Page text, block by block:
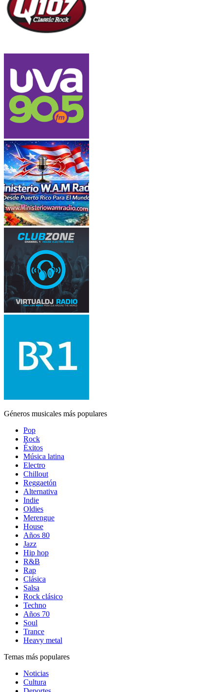
Géneros musicales más populares
Pop
Rock
Éxitos
Música latina
Electro
Chillout
Reggaetón
Alternativa
Indie
Oldies
Merengue
House
Años 80
Jazz
Hip hop
R&B
Rap
Clásica
Salsa
Rock clásico
Techno
Años 70
Soul
Trance
Heavy metal
Temas más populares
Noticias
Cultura